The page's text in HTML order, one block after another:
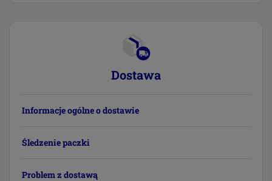
Dostawa
Informacje ogólne o dostawie
Śledzenie paczki
Problem z dostawą